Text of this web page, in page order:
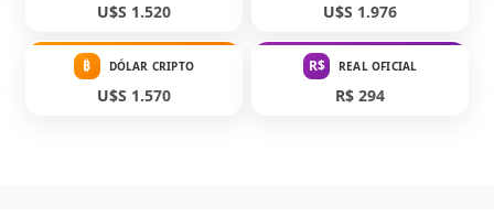
U$S 1.520 U$S 1.976
₿ DÓLAR CRIPTO
U$S 1.570
R$ REAL OFICIAL
R$ 294